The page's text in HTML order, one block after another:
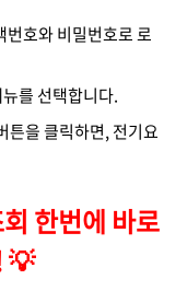
번호와 비밀번호로 로
를 선택합니다.
튼을 클릭하면, 전기요
한번에 바로
💡